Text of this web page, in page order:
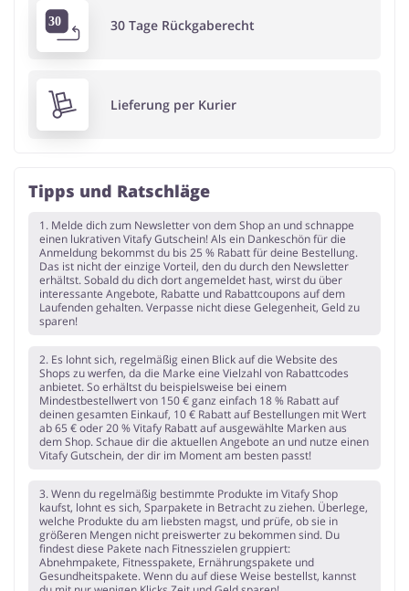
30 Tage Rückgaberecht
Lieferung per Kurier
Tipps und Ratschläge
1. Melde dich zum Newsletter von dem Shop an und schnappe
einen lukrativen Vitafy Gutschein! Als ein Dankeschön für die
Anmeldung bekommst du bis 25 % Rabatt für deine Bestellung.
Das ist nicht der einzige Vorteil, den du durch den Newsletter
erhältst. Sobald du dich dort angemeldet hast, wirst du über
interessante Angebote, Rabatte und Rabattcoupons auf dem
Laufenden gehalten. Verpasse nicht diese Gelegenheit, Geld zu
sparen!
2. Es lohnt sich, regelmäßig einen Blick auf die Website des
Shops zu werfen, da die Marke eine Vielzahl von Rabattcodes
anbietet. So erhältst du beispielsweise bei einem
Mindestbestellwert von 150 € ganz einfach 18 % Rabatt auf
deinen gesamten Einkauf, 10 € Rabatt auf Bestellungen mit Wert
ab 65 € oder 20 % Vitafy Rabatt auf ausgewählte Marken aus
dem Shop. Schaue dir die aktuellen Angebote an und nutze einen
Vitafy Gutschein, der dir im Moment am besten passt!
3. Wenn du regelmäßig bestimmte Produkte im Vitafy Shop
kaufst, lohnt es sich, Sparpakete in Betracht zu ziehen. Überlege,
welche Produkte du am liebsten magst, und prüfe, ob sie in
größeren Mengen nicht preiswerter zu bekommen sind. Du
findest diese Pakete nach Fitnesszielen gruppiert:
Abnehmpakete, Fitnesspakete, Ernährungspakete und
Gesundheitspakete. Wenn du auf diese Weise bestellst, kannst